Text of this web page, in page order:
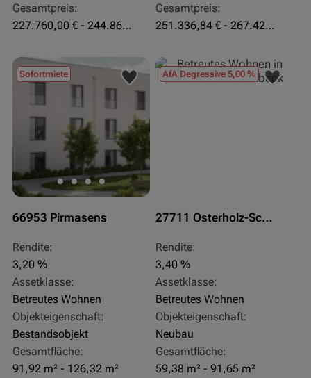
Gesamtpreis:
227.760,00 € - 244.860,00 €
Gesamtpreis:
251.336,84 € - 267.420,00 €
Sofortmiete
66953 Pirmasens
Rendite:
3,20 %
Assetklasse:
Betreutes Wohnen
Objekteigenschaft:
Bestandsobjekt
Gesamtfläche:
91,92 m² - 126,32 m²
AfA Degressive 5,00 %
27711 Osterholz-Scharmbeck
Rendite:
3,40 %
Assetklasse:
Betreutes Wohnen
Objekteigenschaft:
Neubau
Gesamtfläche:
59,38 m² - 91,65 m²